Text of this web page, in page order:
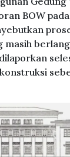
BOW pada
masih